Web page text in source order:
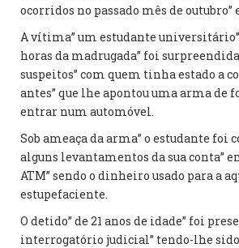
ocorridos no passado mês de outubro”
A vítima” um estudante
horas da madrugada” foi
suspeitos” com quem tinha estado a
antes” que lhe apontou uma arma de
entrar num automóvel.
Sob ameaça da arma” o estudante foi
alguns levantamentos da sua conta”
ATM” sendo o dinheiro usado para a
estupefaciente.
O detido” de 21 anos de idade” foi
interrogatório judicial” tendo-lhe